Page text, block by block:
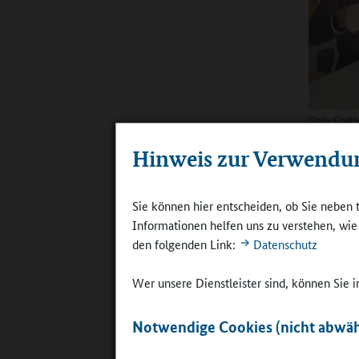
Hinweis zur
Sie können hier entscheiden, ob Sie
Informationen helfen uns zu verstehen,
den folgenden Link:
Datenschutz
Wer unsere Dienstleister sind, können Sie
Notwendige Cookies (nicht
Daily
Worbach:
Zum
und ins
ständig